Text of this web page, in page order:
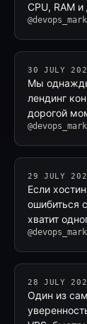
CPU, RAM
30 JULY
Мы
лендинг
дорогой
29 JULY
Если
ошибиться
хватит
28 JULY
Один из